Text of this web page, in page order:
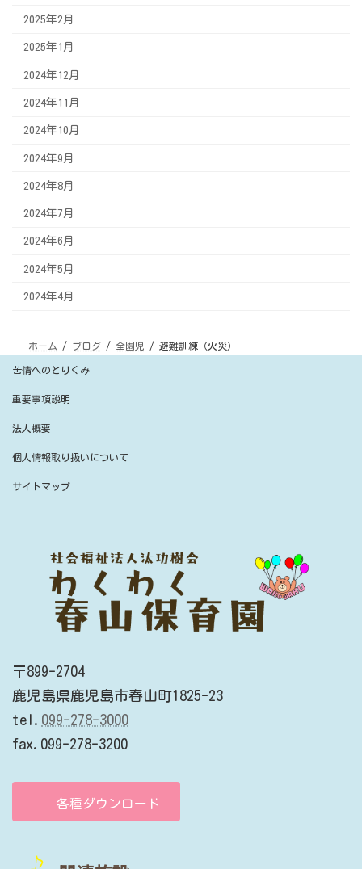
2025年2月
2025年1月
2024年12月
2024年11月
2024年10月
2024年9月
2024年8月
2024年7月
2024年6月
2024年5月
2024年4月
ホーム ブログ 全園児 避難訓練（火災）
苦情へのとりくみ
重要事項説明
法人概要
個人情報取り扱いについて
サイトマップ
〒899-2704
鹿児島県鹿児島市春山町1825-23
tel. 099-278-3000
fax.099-278-3200
各種ダウンロード